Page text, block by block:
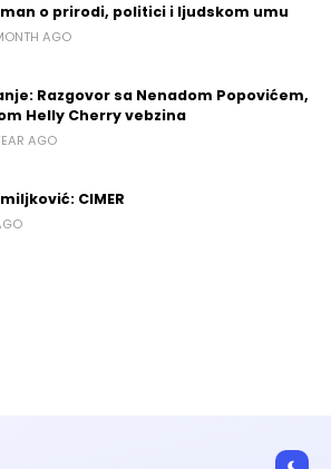
o prirodi, politici i ljudskom umu
AGO
Razgovor sa Nenadom Popovićem,
Helly Cherry vebzina
AGO
CIMER